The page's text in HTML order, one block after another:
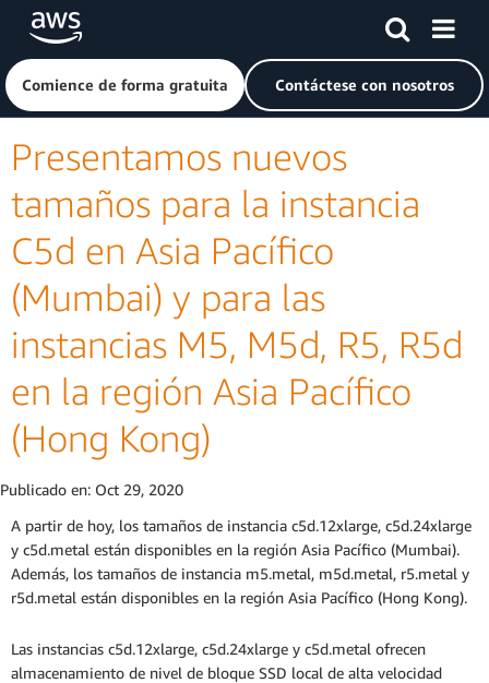
Saltar al contenido principal
Haga clic aquí para volver a la página de inicio de Amazon
Comience de forma gratuita Contáctese con nosotros
Presentamos nuevos
tamaños para la instancia
C5d en Asia Pacífico
(Mumbai) y para las
instancias M5, M5d, R5, R5d
en la región Asia Pacífico
(Hong Kong)
Publicado en: Oct 29, 2020
A partir de hoy, los tamaños de instancia c5d.12xlarge, c5d.24xlarge
y c5d.metal están disponibles en la región Asia Pacífico (Mumbai).
Además, los tamaños de instancia m5.metal, m5d.metal, r5.metal y
r5d.metal están disponibles en la región Asia Pacífico (Hong Kong).
Las instancias c5d.12xlarge, c5d.24xlarge y c5d.metal ofrecen
almacenamiento de nivel de bloque SSD local de alta velocidad